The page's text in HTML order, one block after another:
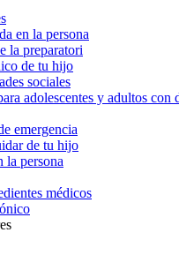
en la persona
la preparatori
de tu hijo
sociales
adolescentes y adultos con
emergencia
de tu hijo
la persona
médicos